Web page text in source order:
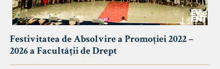
Festivitatea de Absolvire a Promoției 2022 –
2026 a Facultății de Drept